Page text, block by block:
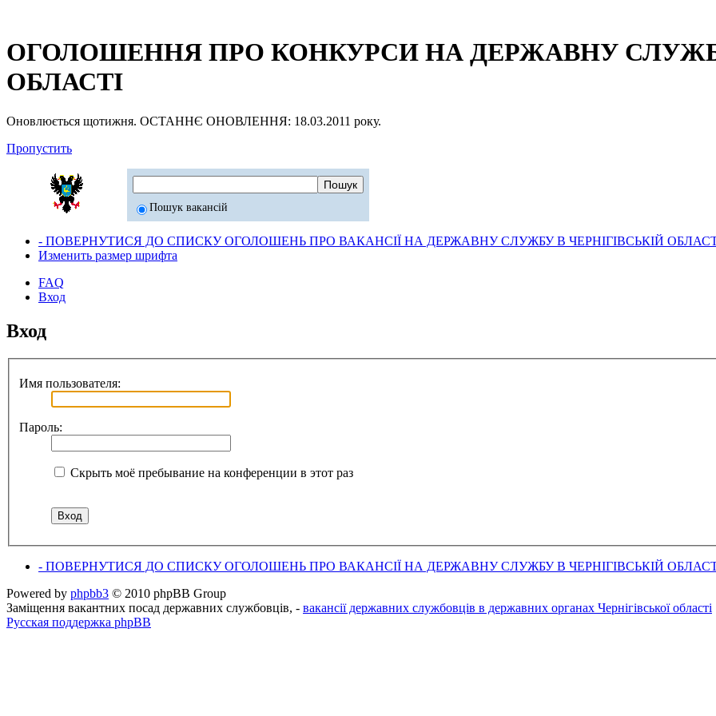
ОГОЛОШЕННЯ ПРО КОНКУРСИ НА ДЕРЖАВНУ
ОБЛАСТІ
Оновлюється щотижня. ОСТАННЄ ОНОВЛЕННЯ: 18.03.2011 року.
Пропустить
Пошук вакансій
- ПОВЕРНУТИСЯ ДО СПИСКУ ОГОЛОШЕНЬ ПРО ВАКАНСІЇ НА ДЕРЖАВНУ СЛУЖБУ В ЧЕРНІГІВСЬКІЙ
Изменить размер шрифта
FAQ
Вход
Вход
Имя пользователя:
Пароль:
Скрыть моё пребывание на конференции в этот раз
- ПОВЕРНУТИСЯ ДО СПИСКУ ОГОЛОШЕНЬ ПРО ВАКАНСІЇ НА ДЕРЖАВНУ СЛУЖБУ В ЧЕРНІГІВСЬКІЙ
Powered by phpbb3 © 2010 phpBB Group
Заміщення вакантних посад державних службовців, - вакансії державних службовців в державних органах Чернігівської області
Русская поддержка phpBB